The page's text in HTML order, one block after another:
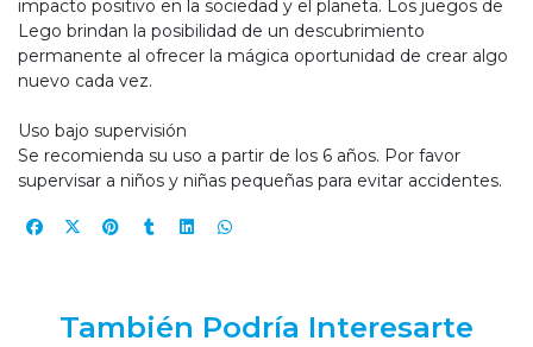
impacto positivo en la sociedad y el planeta. Los juegos de
Lego brindan la posibilidad de un descubrimiento
permanente al ofrecer la mágica oportunidad de crear algo
nuevo cada vez.
Uso bajo supervisión
Se recomienda su uso a partir de los 6 años. Por favor
supervisar a niños y niñas pequeñas para evitar accidentes.
También Podría Interesarte